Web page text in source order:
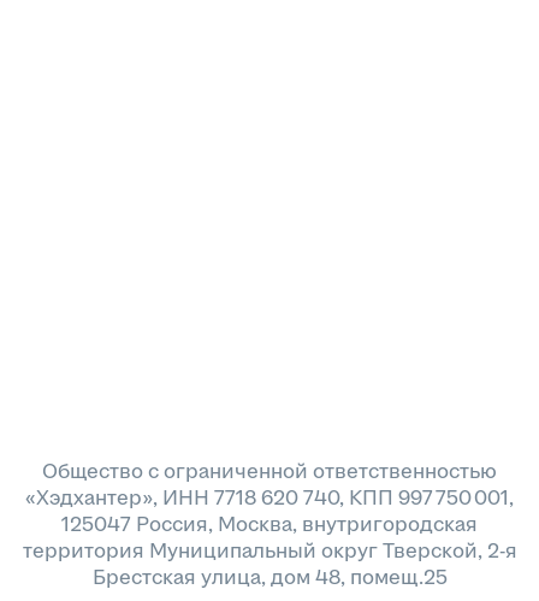
Общество с ограниченной ответственностью
«Хэдхантер», ИНН 7718 620 740, КПП 997 750 001,
125047 Россия, Москва, внутригородская
территория Муниципальный округ Тверской, 2-я
Брестская улица, дом 48, помещ.25